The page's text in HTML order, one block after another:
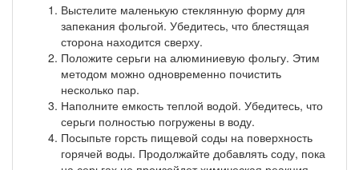
Выстелите маленькую стеклянную форму для
запекания фольгой. Убедитесь, что блестящая
сторона находится сверху.
Положите серьги на алюминиевую фольгу. Этим
методом можно одновременно почистить
несколько пар.
Наполните емкость теплой водой. Убедитесь, что
серьги полностью погружены в воду.
Посыпьте горсть пищевой соды на поверхность
горячей воды. Продолжайте добавлять соду, пока